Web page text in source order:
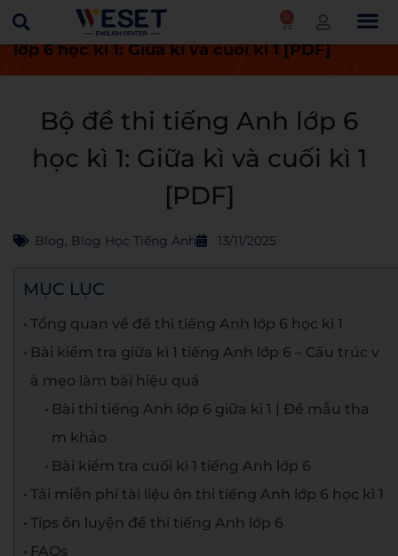
0
Trang chủ Blog
Bộ đề thi tiếng Anh
lớp 6 học kì 1: Giữa kì và cuối kì 1 [PDF]
Bộ đề thi tiếng Anh lớp 6
học kì 1: Giữa kì và cuối kì 1
[PDF]
Blog, Blog Học Tiếng Anh 13/11/2025
MỤC LỤC
Tổng quan về đề thi tiếng Anh lớp 6 học kì 1
Bài kiểm tra giữa kì 1 tiếng Anh lớp 6 – Cấu trúc v
à mẹo làm bài hiệu quả
Bài thi tiếng Anh lớp 6 giữa kì 1 | Đề mẫu tha
m khảo
Bài kiểm tra cuối kì 1 tiếng Anh lớp 6
Tải miễn phí tài liệu ôn thi tiếng Anh lớp 6 học kì 1
Tips ôn luyện đề thi tiếng Anh lớp 6
FAQs